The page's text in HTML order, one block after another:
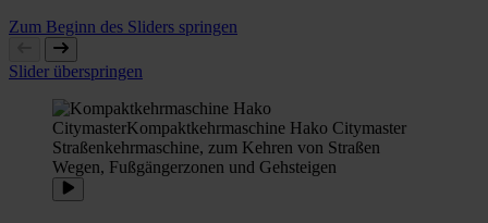
Zum Beginn des Sliders springen
Slider überspringen